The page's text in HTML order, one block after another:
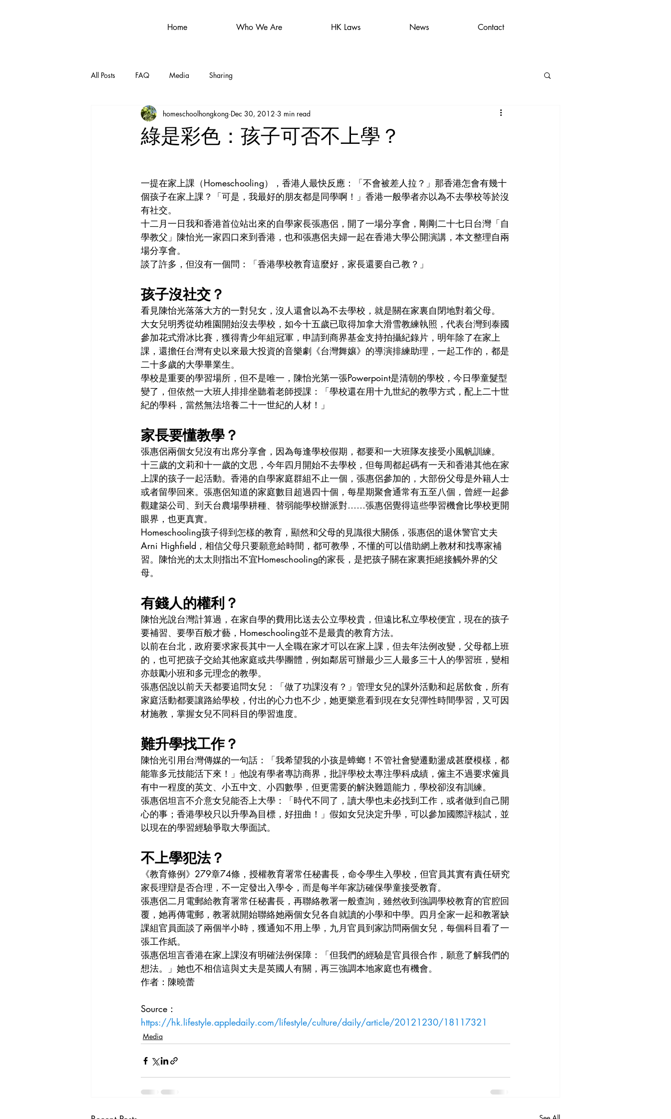
Home Who We Are HK Laws News Contact
All Posts FAQ Media Sharing
綠是彩色：孩子可否不上學？
homeschoolhongkong Dec 30, 2012 3 min read
一提在家上課（Homeschooling），香港人最快反應：「不會被差人拉？」那香港怎會有幾十
個孩子在家上課？「可是，我最好的朋友都是同學啊！」香港一般學者亦以為不去學校等於沒
有社交。
十二月一日我和香港首位站出來的自學家長張惠侶，開了一場分享會，剛剛二十七日台灣「自
學教父」陳怡光一家四口來到香港，也和張惠侶夫婦一起在香港大學公開演講，本文整理自兩
場分享會。
談了許多，但沒有一個問：「香港學校教育這麼好，家長還要自己教？」
孩子沒社交？
看見陳怡光落落大方的一對兒女，沒人還會以為不去學校，就是關在家裏自閉地對着父母。
大女兒明秀從幼稚園開始沒去學校，如今十五歲已取得加拿大滑雪教練執照，代表台灣到泰國
參加花式滑冰比賽，獲得青少年組冠軍，申請到商界基金支持拍攝紀錄片，明年除了在家上
課，還擔任台灣有史以來最大投資的音樂劇《台灣舞孃》的導演排練助理，一起工作的，都是
二十多歲的大學畢業生。
學校是重要的學習場所，但不是唯一，陳怡光第一張Powerpoint是清朝的學校，今日學童髮型
變了，但依然一大班人排排坐聽着老師授課：「學校還在用十九世紀的教學方式，配上二十世
紀的學科，當然無法培養二十一世紀的人材！」
家長要懂教學？
張惠侶兩個女兒沒有出席分享會，因為每逢學校假期，都要和一大班隊友接受小風帆訓練。
十三歲的文莉和十一歲的文思，今年四月開始不去學校，但每周都起碼有一天和香港其他在家
上課的孩子一起活動。香港的自學家庭群組不止一個，張惠侶參加的，大部份父母是外籍人士
或者留學回來。張惠侶知道的家庭數目超過四十個，每星期聚會通常有五至八個，曾經一起參
觀建築公司、到天台農場學耕種、替弱能學校辦派對……張惠侶覺得這些學習機會比學校更開
眼界，也更真實。
Homeschooling孩子得到怎樣的教育，顯然和父母的見識很大關係，張惠侶的退休警官丈夫
Arni Highfield，相信父母只要願意給時間，都可教學，不懂的可以借助網上教材和找專家補
習。陳怡光的太太則指出不宜Homeschooling的家長，是把孩子關在家裏拒絕接觸外界的父
母。
有錢人的權利？
陳怡光說台灣計算過，在家自學的費用比送去公立學校貴，但遠比私立學校便宜，現在的孩子
要補習、要學百般才藝，Homeschooling並不是最貴的教育方法。
以前在台北，政府要求家長其中一人全職在家才可以在家上課，但去年法例改變，父母都上班
的，也可把孩子交給其他家庭或共學團體，例如鄰居可辦最少三人最多三十人的學習班，變相
亦鼓勵小班和多元理念的教學。
張惠侶說以前天天都要追問女兒：「做了功課沒有？」管理女兒的課外活動和起居飲食，所有
家庭活動都要讓路給學校，付出的心力也不少，她更樂意看到現在女兒彈性時間學習，又可因
材施教，掌握女兒不同科目的學習進度。
難升學找工作？
陳怡光引用台灣傳媒的一句話：「我希望我的小孩是蟑螂！不管社會變遷動盪成甚麼模樣，都
能靠多元技能活下來！」他說有學者專訪商界，批評學校太專注學科成績，僱主不過要求僱員
有中一程度的英文、小五中文、小四數學，但更需要的解決難題能力，學校卻沒有訓練。
張惠侶坦言不介意女兒能否上大學：「時代不同了，讀大學也未必找到工作，或者做到自己開
心的事；香港學校只以升學為目標，好扭曲！」假如女兒決定升學，可以參加國際評核試，並
以現在的學習經驗爭取大學面試。
不上學犯法？
《教育條例》279章74條，授權教育署常任秘書長，命令學生入學校，但官員其實有責任研究
家長理辯是否合理，不一定發出入學令，而是每半年家訪確保學童接受教育。
張惠侶二月電郵給教育署常任秘書長，再聯絡教署一般查詢，雖然收到強調學校教育的官腔回
覆，她再傳電郵，教署就開始聯絡她兩個女兒各自就讀的小學和中學。四月全家一起和教署缺
課組官員面談了兩個半小時，獲通知不用上學，九月官員到家訪問兩個女兒，每個科目看了一
張工作紙。
張惠侶坦言香港在家上課沒有明確法例保障：「但我們的經驗是官員很合作，願意了解我們的
想法。」她也不相信這與丈夫是英國人有關，再三強調本地家庭也有機會。
作者：陳曉蕾
Source：
https://hk.lifestyle.appledaily.com/lifestyle/culture/daily/article/20121230/18117321
Media